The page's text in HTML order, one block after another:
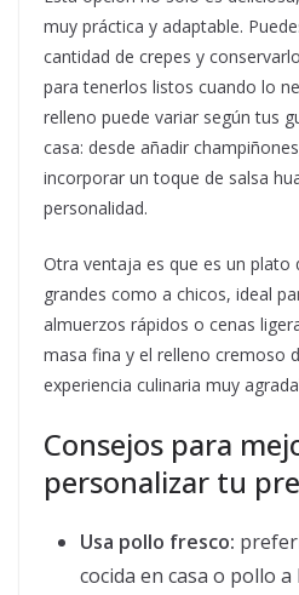
muy práctica y adaptable.
cantidad de crepes y
para tenerlos listos cuando lo
relleno puede variar según tus
casa: desde añadir
incorporar un toque de salsa
personalidad.
Otra ventaja es que es un plato
grandes como a chicos, ideal
almuerzos rápidos o cenas
masa fina y el relleno cremoso
experiencia culinaria muy
Consejos para
personalizar tu
Usa pollo fresco:
cocida en casa o pollo a